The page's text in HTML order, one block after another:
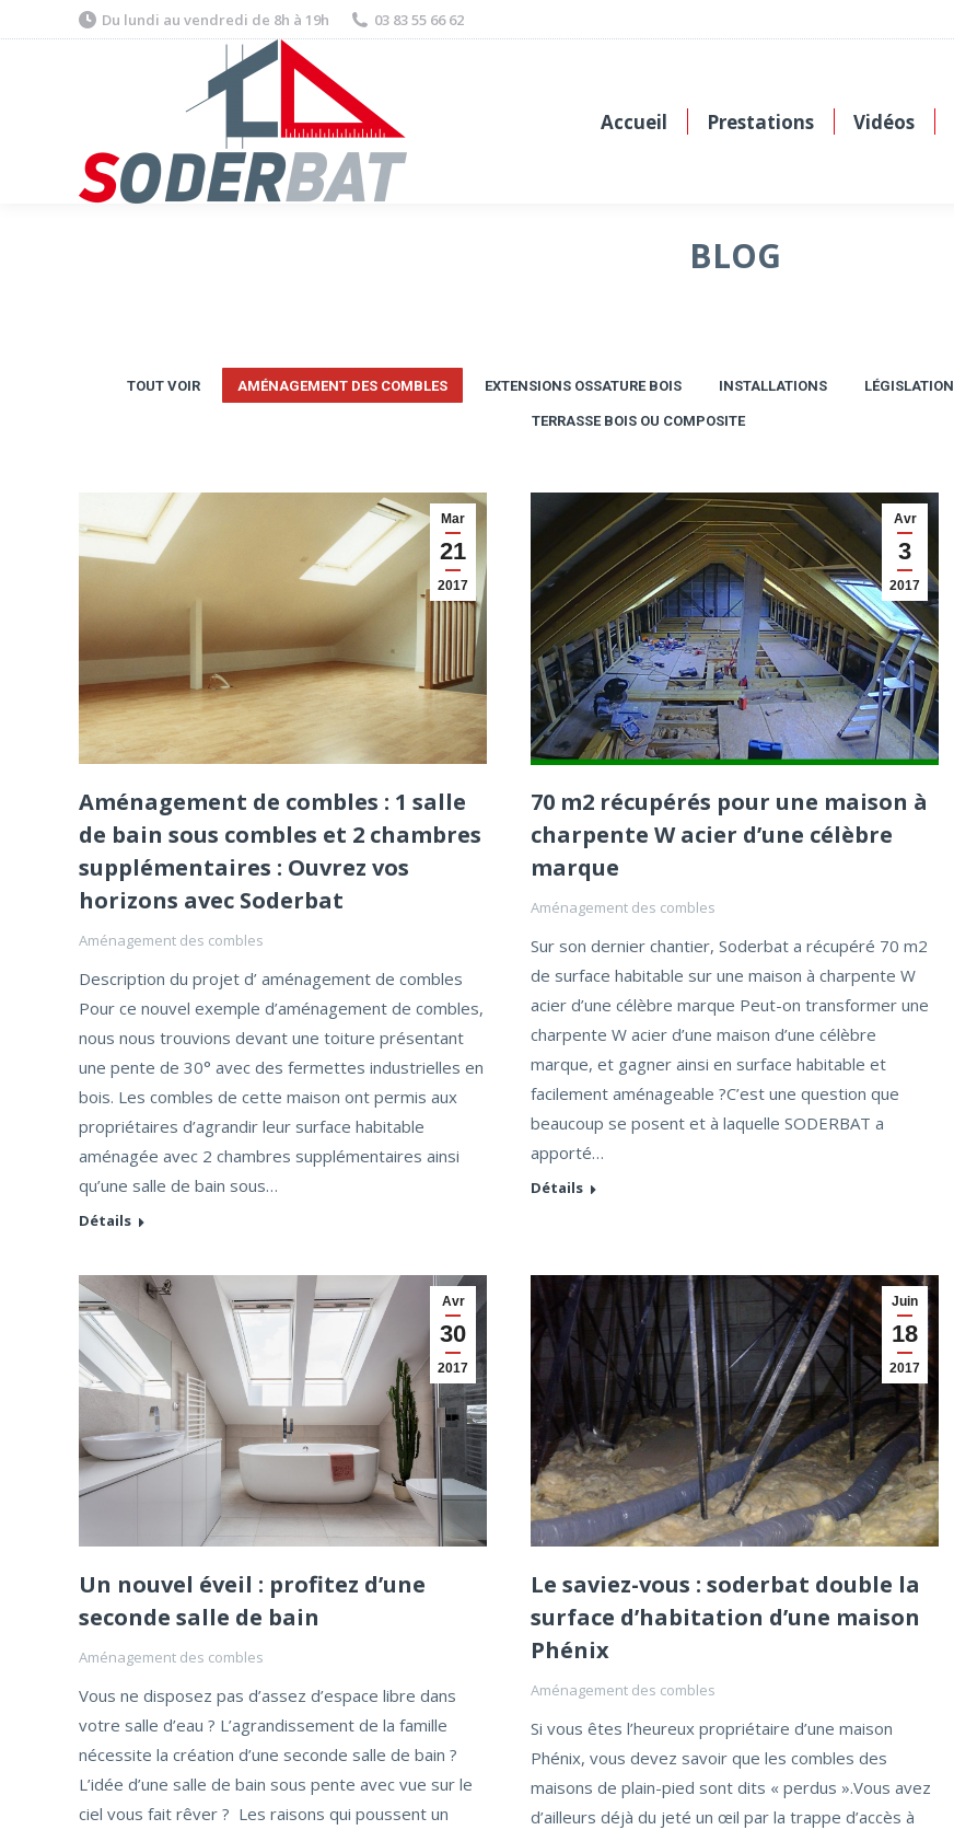
Du lundi au vendredi de 8h à 19h 03 83 55 66 62
Accueil Prestations Vidéos
BLOG
TOUT VOIR AMÉNAGEMENT DES COMBLES EXTENSIONS OSSATURE BOIS INSTALLATIONS LÉGISLATION
TERRASSE BOIS OU COMPOSITE
Mar
21
2017
Aménagement de combles : 1 salle
de bain sous combles et 2 chambres
supplémentaires : Ouvrez vos
horizons avec Soderbat
Aménagement des combles
Description du projet d’ aménagement de combles
Pour ce nouvel exemple d’aménagement de combles,
nous nous trouvions devant une toiture présentant
une pente de 30° avec des fermettes industrielles en
bois. Les combles de cette maison ont permis aux
propriétaires d’agrandir leur surface habitable
aménagée avec 2 chambres supplémentaires ainsi
qu’une salle de bain sous…
Détails
Avr
3
2017
70 m2 récupérés pour une maison à
charpente W acier d’une célèbre
marque
Aménagement des combles
Sur son dernier chantier, Soderbat a récupéré 70 m2
de surface habitable sur une maison à charpente W
acier d’une célèbre marque Peut-on transformer une
charpente W acier d’une maison d’une célèbre
marque, et gagner ainsi en surface habitable et
facilement aménageable ?C’est une question que
beaucoup se posent et à laquelle SODERBAT a
apporté…
Détails
Avr
30
2017
Un nouvel éveil : profitez d’une
seconde salle de bain
Aménagement des combles
Vous ne disposez pas d’assez d’espace libre dans
votre salle d’eau ? L’agrandissement de la famille
nécessite la création d’une seconde salle de bain ?
L’idée d’une salle de bain sous pente avec vue sur le
ciel vous fait rêver ? Les raisons qui poussent un
Juin
18
2017
Le saviez-vous : soderbat double la
surface d’habitation d’une maison
Phénix
Aménagement des combles
Si vous êtes l’heureux propriétaire d’une maison
Phénix, vous devez savoir que les combles des
maisons de plain-pied sont dits « perdus ».Vous avez
d’ailleurs déjà du jeté un œil par la trappe d’accès à